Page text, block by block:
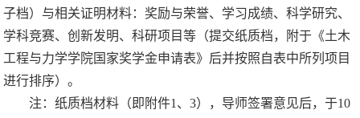
子档）与相关证明材料：奖励与荣誉、学习成绩、科学研究、
学科竞赛、创新发明、科研项目等（提交纸质档，附于《土木
工程与力学学院国家奖学金申请表》后并按照自表中所列项目
进行排序）。
注：纸质档材料（即附件1 、3），导师签署意见后，于10